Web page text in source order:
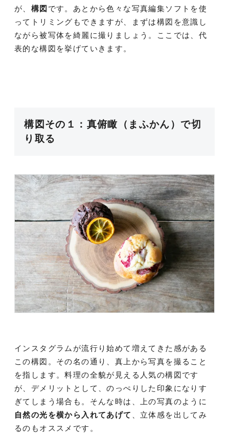
が、 構図 です。あとから色々な写真編集ソフトを使
ってトリミングもできますが、まずは構図を意識し
ながら被写体を綺麗に撮りましょう。ここでは、代
表的な構図を挙げていきます。
構図その１：真俯瞰（まふかん）で切
り取る
インスタグラムが流行り始めて増えてきた感がある
この構図。その名の通り、真上から写真を撮ること
を指します。料理の全貌が見える人気の構図です
が、デメリットとして、のっぺりした印象になりす
ぎてしまう場合も。そんな時は、上の写真のように
自然の光を横から入れてあげて
、立体感を出してみ
るのもオススメです。